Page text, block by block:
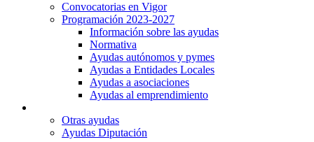
Convocatorias en Vigor
Programación 2023-2027
Información sobre las ayudas
Normativa
Ayudas autónomos y pymes
Ayudas a Entidades Locales
Ayudas a asociaciones
Ayudas al emprendimiento
Otras ayudas
Ayudas Diputación